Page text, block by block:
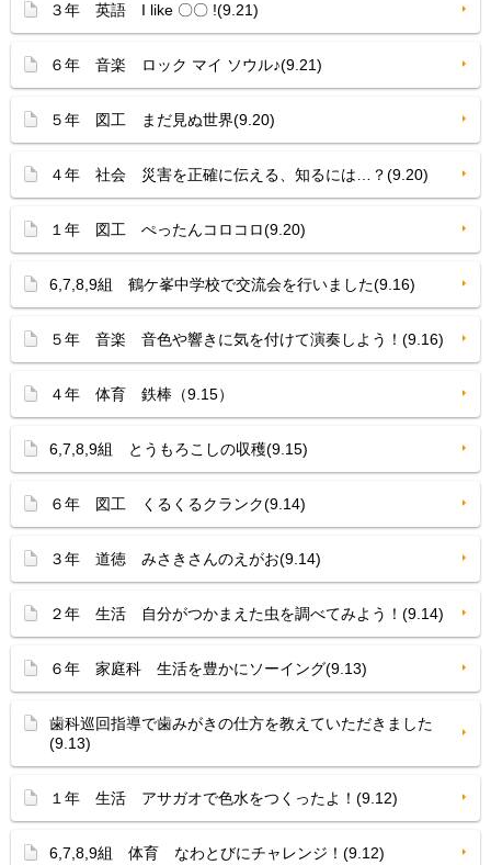
３年 英語 I like 〇〇 !(9.21)
６年 音楽 ロック マイ ソウル♪(9.21)
５年 図工 まだ見ぬ世界(9.20)
４年 社会 災害を正確に伝える、知るには…？(9.20)
１年 図工 ぺったんコロコロ(9.20)
6,7,8,9組 鶴ケ峯中学校で交流会を行いました(9.16)
５年 音楽 音色や響きに気を付けて演奏しよう！(9.16)
４年 体育 鉄棒（9.15）
6,7,8,9組 とうもろこしの収穫(9.15)
６年 図工 くるくるクランク(9.14)
３年 道徳 みさきさんのえがお(9.14)
２年 生活 自分がつかまえた虫を調べてみよう！(9.14)
６年 家庭科 生活を豊かにソーイング(9.13)
歯科巡回指導で歯みがきの仕方を教えていただきました
(9.13)
１年 生活 アサガオで色水をつくったよ！(9.12)
6,7,8,9組 体育 なわとびにチャレンジ！(9.12)